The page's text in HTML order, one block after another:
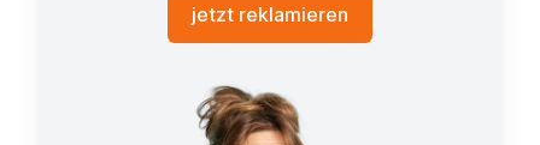
jetzt reklamieren